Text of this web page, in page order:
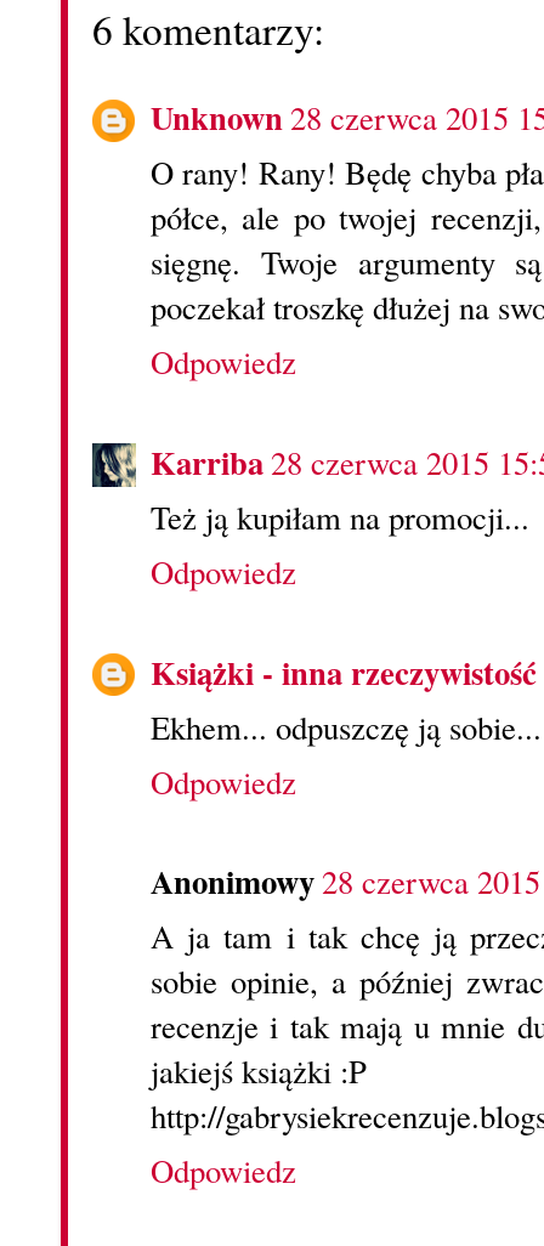
6 komentarzy:
Unknown28 czerwca 2015
O rany! Rany! Będę chyba
półce, ale po twojej
sięgnę. Twoje argumenty
poczekał troszkę dłużej na
Odpowiedz
Karriba28 czerwca 2015
Też ją kupiłam na promocji...
Odpowiedz
Książki - inna rzeczywistość
Ekhem... odpuszczę ją
Odpowiedz
Anonimowy28 czerwca
A ja tam i tak chcę ją
sobie opinie, a później
recenzje i tak mają u mnie
jakiejś książki :P
http://
Odpowiedz